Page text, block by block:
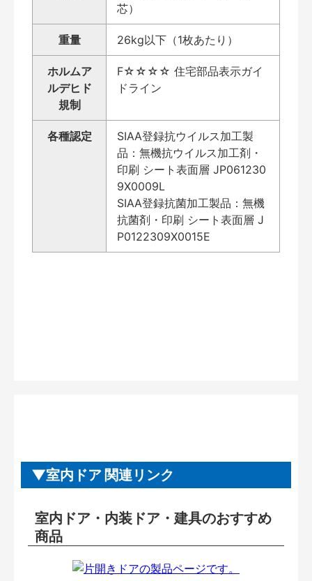
芯）
重量 26kg以下（1枚あたり）
ホルムア
ルデヒド
規制
F☆☆☆☆ 住宅部品表示ガイ
ドライン
各種認定
SIAA登録抗ウイルス加工製
品：無機抗ウイルス加工剤・
印刷 シート表面層 JP061230
9X0009L
SIAA登録抗菌加工製品：無機
抗菌剤・印刷 シート表面層 J
P0122309X0015E
室内ドア 関連リンク
室内ドア・内装ドア・建具のおすすめ
商品